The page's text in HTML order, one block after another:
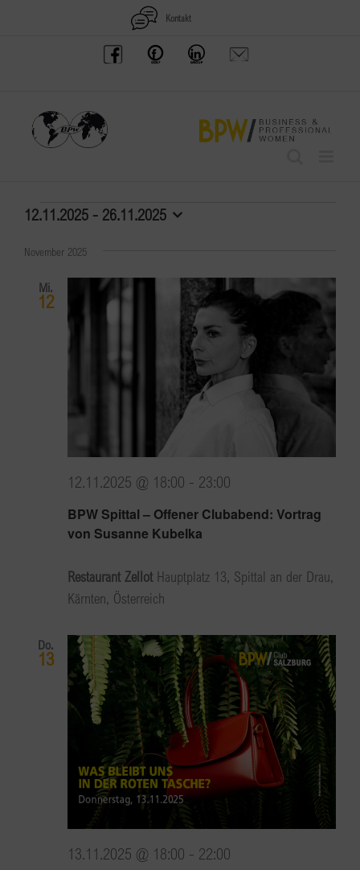
Kontakt
BPW
Austria
Offenes
Frauennetzwerk
BPW
Gruppe
Anfrage
schicken
Veranstaltungen
12.11.2025 - 26.11.2025
wählen.
November 2025
Mi.
12
BPW Spittal – Offener Clubabend: Vortrag
von Susanne Kubelka
12.11.2025 @ 18:00 - 23:00
Restaurant Zellot Hauptplatz 13, Spittal an der Drau,
Kärnten, Österreich
Do.
13
13.11.2025 @ 18:00 - 22:00